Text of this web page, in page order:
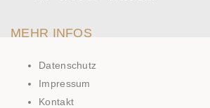
MEHR INFOS
Datenschutz
Impressum
Kontakt